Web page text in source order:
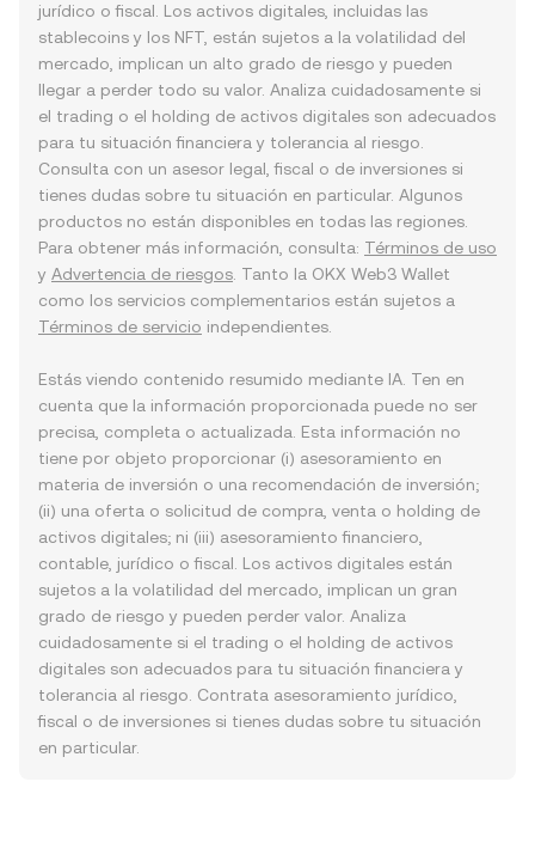
jurídico o fiscal. Los activos digitales, incluidas las
stablecoins y los NFT, están sujetos a la volatilidad del
mercado, implican un alto grado de riesgo y pueden
llegar a perder todo su valor. Analiza cuidadosamente si
el trading o el holding de activos digitales son adecuados
para tu situación financiera y tolerancia al riesgo.
Consulta con un asesor legal, fiscal o de inversiones si
tienes dudas sobre tu situación en particular. Algunos
productos no están disponibles en todas las regiones.
Para obtener más información, consulta: Términos de uso
y Advertencia de riesgos . Tanto la OKX Web3 Wallet
como los servicios complementarios están sujetos a
Términos de servicio independientes.
Estás viendo contenido resumido mediante IA. Ten en
cuenta que la información proporcionada puede no ser
precisa, completa o actualizada. Esta información no
tiene por objeto proporcionar (i) asesoramiento en
materia de inversión o una recomendación de inversión;
(ii) una oferta o solicitud de compra, venta o holding de
activos digitales; ni (iii) asesoramiento financiero,
contable, jurídico o fiscal. Los activos digitales están
sujetos a la volatilidad del mercado, implican un gran
grado de riesgo y pueden perder valor. Analiza
cuidadosamente si el trading o el holding de activos
digitales son adecuados para tu situación financiera y
tolerancia al riesgo. Contrata asesoramiento jurídico,
fiscal o de inversiones si tienes dudas sobre tu situación
en particular.